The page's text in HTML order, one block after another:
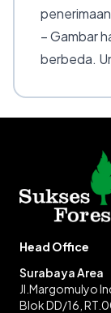
– Gambar
berbeda.
Head Office
Surabaya Area
Jl.Margomulyo
Blok DD/16,